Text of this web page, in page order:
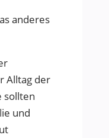
anderes
Alltag der
sollten
und